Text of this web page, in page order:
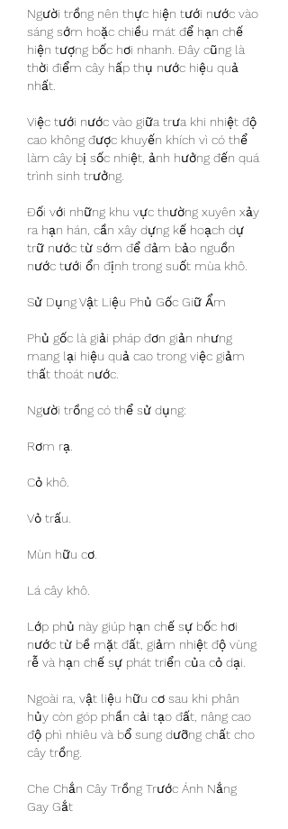
Người trồng nên thực hiện tưới nước vào
sáng sớm hoặc chiều mát để hạn chế
hiện tượng bốc hơi nhanh. Đây cũng là
thời điểm cây hấp thụ nước hiệu quả
nhất.
Việc tưới nước vào giữa trưa khi nhiệt độ
cao không được khuyến khích vì có thể
làm cây bị sốc nhiệt, ảnh hưởng đến quá
trình sinh trưởng.
Đối với những khu vực thường xuyên xảy
ra hạn hán, cần xây dựng kế hoạch dự
trữ nước từ sớm để đảm bảo nguồn
nước tưới ổn định trong suốt mùa khô.
Sử Dụng Vật Liệu Phủ Gốc Giữ Ẩm
Phủ gốc là giải pháp đơn giản nhưng
mang lại hiệu quả cao trong việc giảm
thất thoát nước.
Người trồng có thể sử dụng:
Rơm rạ.
Cỏ khô.
Vỏ trấu.
Mùn hữu cơ.
Lá cây khô.
Lớp phủ này giúp hạn chế sự bốc hơi
nước từ bề mặt đất, giảm nhiệt độ vùng
rễ và hạn chế sự phát triển của cỏ dại.
Ngoài ra, vật liệu hữu cơ sau khi phân
hủy còn góp phần cải tạo đất, nâng cao
độ phì nhiêu và bổ sung dưỡng chất cho
cây trồng.
Che Chắn Cây Trồng Trước Ánh Nắng
Gay Gắt